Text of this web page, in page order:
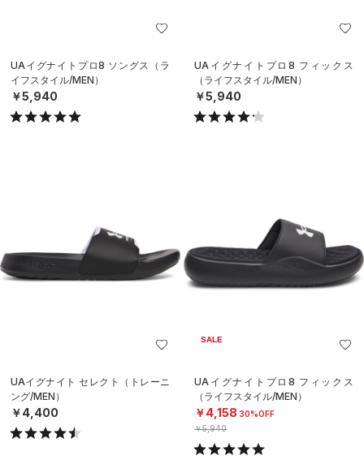
UAイグナイトプロ8 ソングス（ラ
イフスタイル/MEN）
￥5,940
UAイグナイトプロ8 フィックス
（ライフスタイル/MEN）
￥5,940
UAイグナイト セレクト（トレーニ
ング/MEN）
￥4,400
SALE
UAイグナイトプロ8 フィックス
（ライフスタイル/MEN）
￥4,158 30%OFF
￥5,940